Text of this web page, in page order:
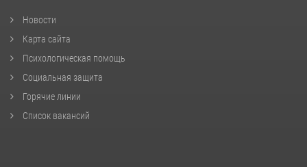
Новости
Карта сайта
Психологическая помощь
Социальная защита
Горячие линии
Список вакансий